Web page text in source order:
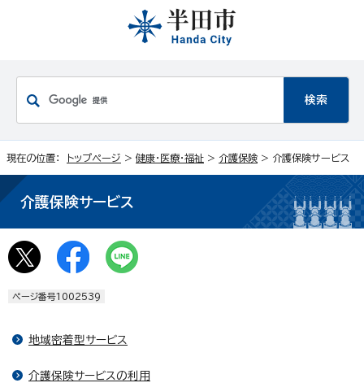
現在の位置： トップページ > 健康・医療・福祉 > 介護保険 > 介護保険サービス
介護保険サービス
ページ番号1002539
地域密着型サービス
介護保険サービスの利用